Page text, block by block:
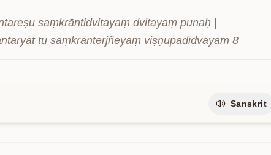
saṃkrāntidvitayaṃ dvitayaṃ punaḥ |
tu saṃkrānterjñeyaṃ viṣṇupadīdvayam 8
Sanskrit